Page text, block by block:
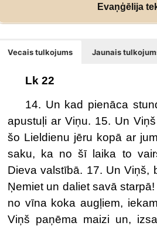
Evaņģēlija
Vecais tulkojums Jaunais
Lk 22
14. Un kad pienāca
apustuļi ar Viņu. 15. Un
šo Lieldienu jēru kopā ar
saku, ka no šī laika to
Dieva valstībā. 17. Un Viņš,
Ņemiet un daliet savā
no vīna koka augļiem,
Viņš paņēma maizi un,